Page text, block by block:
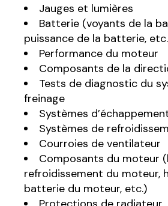
Jauges et lumières
Batterie (voyants de la
puissance de la batterie,
Performance du moteur
Composants de la
Tests de diagnostic du
freinage
Systèmes
Systèmes de
Courroies de ventilateur
Composants du moteur
refroidissement du moteur,
batterie du moteur, etc.)